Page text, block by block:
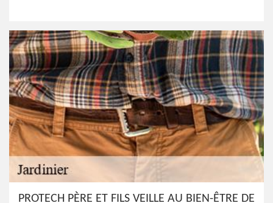
PROTECH PÈRE ET FILS VEILLE AU BIEN-ÊTRE DE